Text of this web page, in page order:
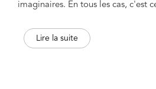
imaginaires. En tous les cas, c'est
créature moderne qu'est le geek, à
expérience personnelle d'en être
Lire la suite